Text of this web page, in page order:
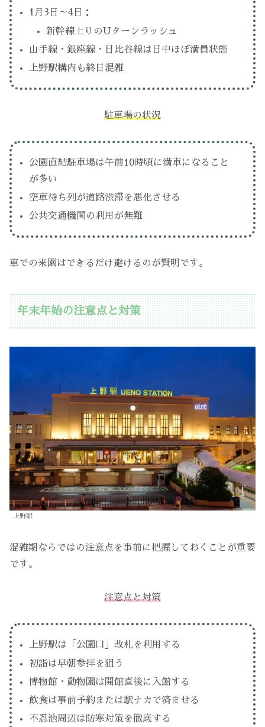
1月3日～4日：
新幹線上りのUターンラッシュ
山手線・銀座線・日比谷線は日中ほぼ満員状態
上野駅構内も終日混雑
駐車場の状況
公園直結駐車場は午前10時頃に満車になること
が多い
空車待ち列が道路渋滞を悪化させる
公共交通機関の利用が無難
車での来園はできるだけ避けるのが賢明です。
年末年始の注意点と対策
上野駅
混雑期ならではの注意点を事前に把握しておくことが重要
です。
注意点と対策
上野駅は「公園口」改札を利用する
初詣は早朝参拝を狙う
博物館・動物園は開館直後に入館する
飲食は事前予約または駅ナカで済ませる
不忍池周辺は防寒対策を徹底する